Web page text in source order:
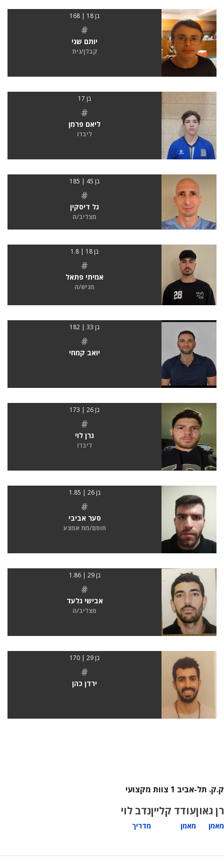
בן 18 | 168
#
יותם שני
קבלן/נית
בן 17
#
ליאם פרמן
ליברו
בן 45 | 185
#
גל דיסקין
מצליב/ה
בן 18 | 1.8
#
אמיתי פתאל
מגיש/ה
בן 33 | 182
#
יואב קמחי
בן 26 | 173
#
גרן לוי
ליברו
בן 26 | 1.85
#
סער אביבי
חוסם/מת אמצע
בן 29 | 1.86
#
אבישי גלעד
מצליב/ה
בן 29 | 170
#
ירדן כהן
ק.ק. תל-אביב 1 צוות מקצועי
רן גאון
מאמן
עודד קליין
מאמן
נדב לוי
מדריך